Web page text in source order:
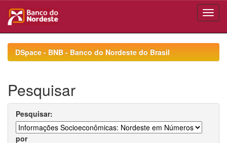
navigationDSpace - BNB - Banco do Nordeste do Brasil
Pesquisar
Pesquisar:
por